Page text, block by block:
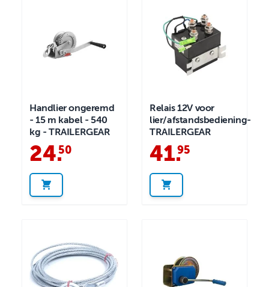
Handlier ongeremd
- 15 m kabel - 540
kg - TRAILERGEAR
24.
50
Relais 12V voor
lier/afstandsbediening-
TRAILERGEAR
41.
95